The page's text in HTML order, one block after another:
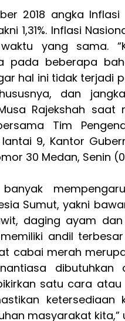
2018 angka Inflasi
1,31%. Inflasi
yang sama.
pada beberapa
hal ini tidak terjadi
dan
Rajekshah saat
Tim
9, Kantor
30 Medan, Senin
Sumut, yakni
daging ayam dan
andil
cabai merah
dibutuhkan
satu cara
ketersediaan
masyarakat kita,”